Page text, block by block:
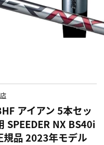
アイアン 5本セッ
SPEEDER NX BS40i
規品 2023年モデル